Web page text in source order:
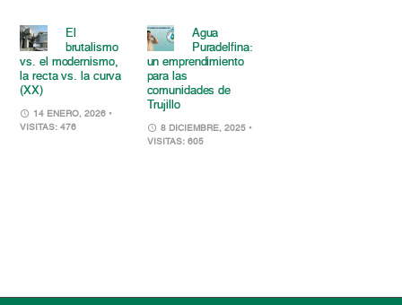
El
brutalismo
vs. el modernismo,
la recta vs. la curva
(XX)
14 ENERO, 2026 •
VISITAS: 476
Agua
Puradelfina:
un emprendimiento
para las
comunidades de
Trujillo
8 DICIEMBRE, 2025 •
VISITAS: 605